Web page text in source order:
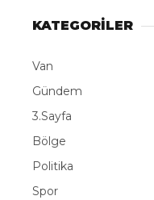
KATEGORİLER
Van
Gündem
3.Sayfa
Bölge
Politika
Spor